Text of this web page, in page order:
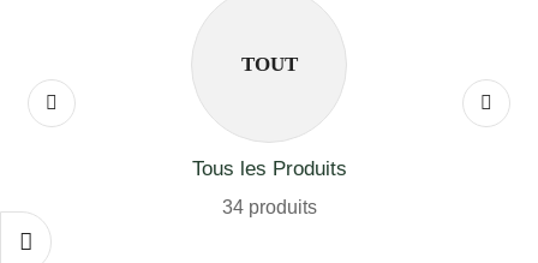
TOUT
Tous les Produits
34 produits